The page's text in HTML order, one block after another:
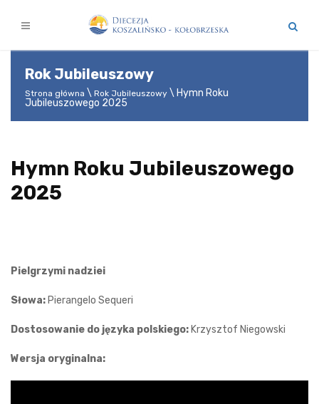
Rok Jubileuszowy
Strona główna Rok Jubileuszowy
Hymn Roku
Jubileuszowego 2025
Hymn Roku Jubileuszowego
2025
Pielgrzymi nadziei
Słowa: Pierangelo Sequeri
Dostosowanie do języka polskiego: Krzysztof Niegowski
Wersja oryginalna: